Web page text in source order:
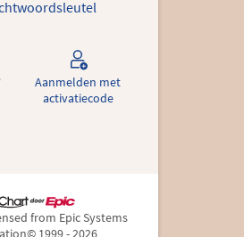
Aanmelden met
activatiecode
from Epic Systems
© 1999 - 2026